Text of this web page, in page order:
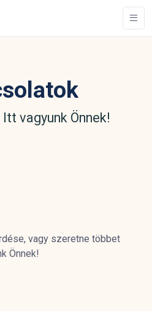
vagyunk Önnek!
vagy szeretne többet
Önnek!